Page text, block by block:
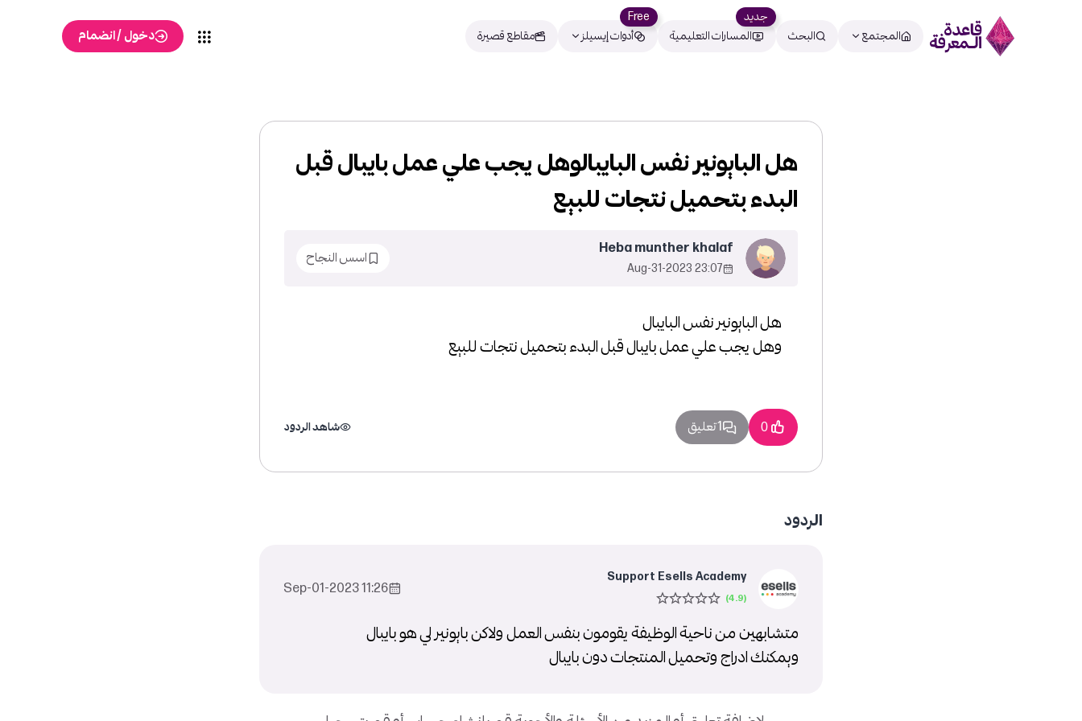
المجتمع البحث المسارات التعليمية
جديد
أدوات إيسيلز
Free
مقاطع قصيرة
دخول / انضمام
هل البايونير نفس البايبال
وهل يجب علي عمل بايبال قبل البدء بتحميل نتجات للبيع
هل البايونير نفس البايبالوهل يجب علي عمل بايبال قبل
البدء بتحميل نتجات للبيع
Heba munther khalaf
23:07 2023-Aug-31
اسس النجاح
0 1 تعليق شاهد الردود
الردود
Support Esells Academy
11:26 2023-Sep-01
متشابهين من ناحية الوظيفة يقومون بنفس العمل ولاكن بايونير لي هو بايبال
ويمكنك ادراج وتحميل المنتجات دون بايبال